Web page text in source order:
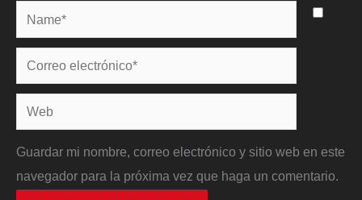
Name*
Correo
electrónico*
Web
Guardar mi nombre, correo electrónico y sitio web en este
navegador para la próxima vez que haga un comentario.